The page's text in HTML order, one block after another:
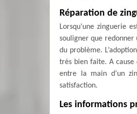
Réparation de
Lorsqu’une zinguerie
souligner que redonner
du problème.
très bien faite. A cause
entre la main d’un
satisfaction.
Les informations